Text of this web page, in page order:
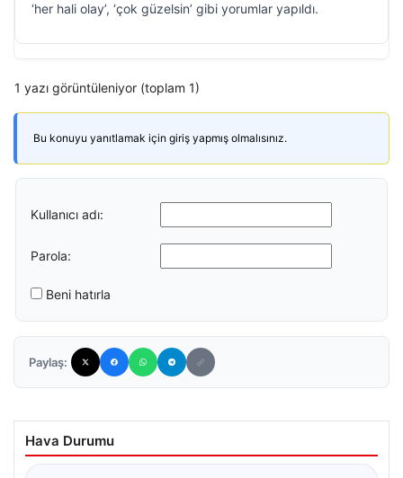
‘her hali olay’, ‘çok güzelsin’ gibi yorumlar yapıldı.
1 yazı görüntüleniyor (toplam 1)
Bu konuyu yanıtlamak için giriş yapmış olmalısınız.
Kullanıcı adı:
Parola:
Beni hatırla
Paylaş:
Hava Durumu